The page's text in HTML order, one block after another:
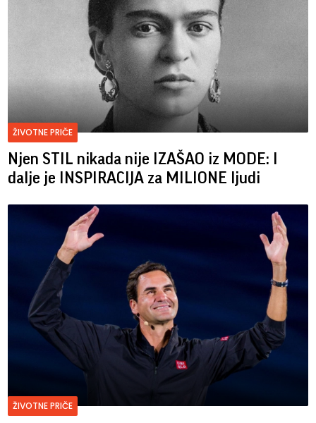
ŽIVOTNE PRIČE
Njen STIL nikada nije IZAŠAO iz MODE: I
dalje je INSPIRACIJA za MILIONE ljudi
ŽIVOTNE PRIČE